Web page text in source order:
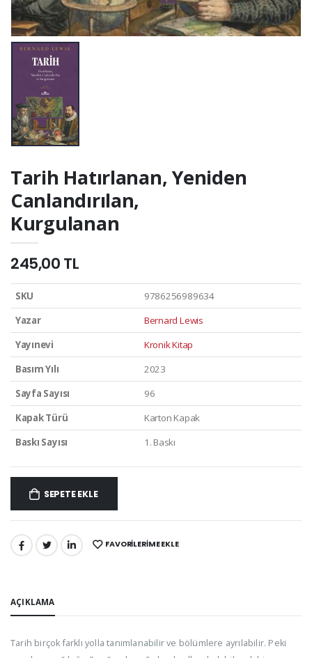
Tarih Hatırlanan, Yeniden
Canlandırılan,
Kurgulanan
245,00 TL
SKU
9786256989634
Yazar
Bernard Lewis
Yayınevi
Kronik Kitap
Basım Yılı
2023
Sayfa Sayısı
96
Kapak Türü
Karton Kapak
Baskı Sayısı
1. Baskı
SEPETE EKLE
PAYLAŞ: FAVORILERIME EKLE
AÇIKLAMA
Tarih birçok farklı yolla tanımlanabilir ve bölümlere ayrılabilir. Peki